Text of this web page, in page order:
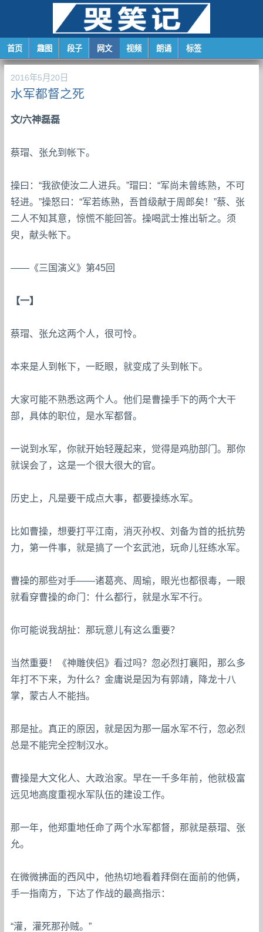
首页 趣图 段子 网文 视频 朗诵 标签
2016年5月20日
水军都督之死
文/六神磊磊
蔡瑁、张允到帐下。
操曰：“我欲使汝二人进兵。”瑁曰：“军尚未曾练熟，不可
轻进。”操怒曰：“军若练熟，吾首级献于周郎矣！”蔡、张
二人不知其意，惊慌不能回答。操喝武士推出斩之。须
臾，献头帐下。
——《三国演义》第45回
【一】
蔡瑁、张允这两个人，很可怜。
本来是人到帐下，一眨眼，就变成了头到帐下。
大家可能不熟悉这两个人。他们是曹操手下的两个大干
部，具体的职位，是水军都督。
一说到水军，你就开始轻蔑起来，觉得是鸡肋部门。那你
就误会了，这是一个很大很大的官。
历史上，凡是要干成点大事，都要操练水军。
比如曹操，想要打平江南，消灭孙权、刘备为首的抵抗势
力，第一件事，就是搞了一个玄武池，玩命儿狂练水军。
曹操的那些对手——诸葛亮、周瑜，眼光也都很毒，一眼
就看穿曹操的命门：什么都行，就是水军不行。
你可能说我胡扯：那玩意儿有这么重要？
当然重要！《神雕侠侣》看过吗？忽必烈打襄阳，那么多
年打不下来，为什么？金庸说是因为有郭靖，降龙十八
掌，蒙古人不能挡。
那是扯。真正的原因，就是因为那一届水军不行，忽必烈
总是不能完全控制汉水。
曹操是大文化人、大政治家。早在一千多年前，他就极富
远见地高度重视水军队伍的建设工作。
那一年，他郑重地任命了两个水军都督，那就是蔡瑁、张
允。
在微微拂面的西风中，他热切地看着拜倒在面前的他俩，
手一指南方，下达了作战的最高指示：
“灌，灌死那孙贼。”